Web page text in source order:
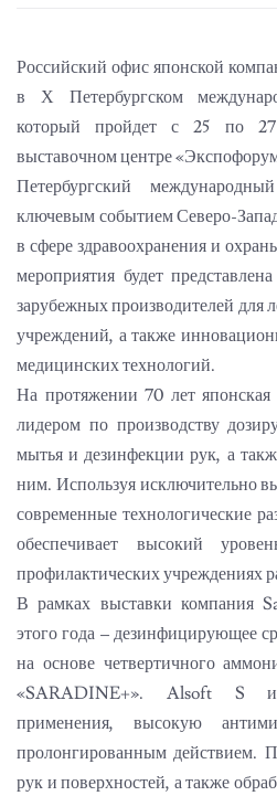
Российский офис японской
в Х Петербургском
который пройдет с 25 по 27
выставочном центре
Петербургский
ключевым событием Северо-
в сфере здравоохранения и
мероприятия будет
зарубежных производителей для
учреждений, а также
медицинских технологий.
На протяжении 70 лет японская
лидером по производству
мытья и дезинфекции рук, а
ним. Используя исключительно
современные технологические
обеспечивает высокий
профилактических учреждениях
В рамках выставки компания
этого года – дезинфицирующее
на основе четвертичного
«SARADINE+». Alsoft S
применения, высокую
пролонгированным действием.
рук и поверхностей, а также